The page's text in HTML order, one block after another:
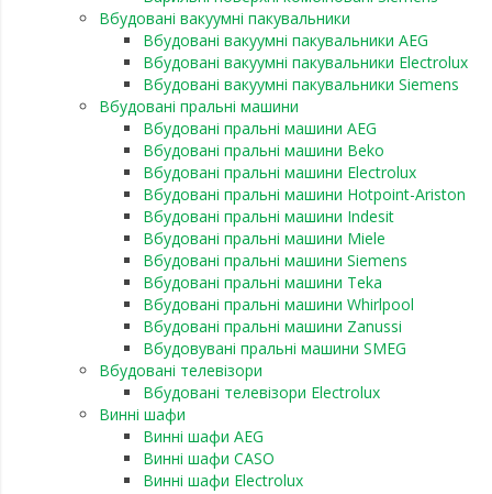
Вбудовані вакуумні пакувальники
Вбудовані вакуумні пакувальники AEG
Вбудовані вакуумні пакувальники Electrolux
Вбудовані вакуумні пакувальники Siemens
Вбудовані пральні машини
Вбудовані пральні машини AEG
Вбудовані пральні машини Beko
Вбудовані пральні машини Electrolux
Вбудовані пральні машини Hotpoint-Ariston
Вбудовані пральні машини Indesit
Вбудовані пральні машини Miele
Вбудовані пральні машини Siemens
Вбудовані пральні машини Teka
Вбудовані пральні машини Whirlpool
Вбудовані пральні машини Zanussi
Вбудовувані пральні машини SMEG
Вбудовані телевізори
Вбудовані телевізори Electrolux
Винні шафи
Винні шафи AEG
Винні шафи CASO
Винні шафи Electrolux